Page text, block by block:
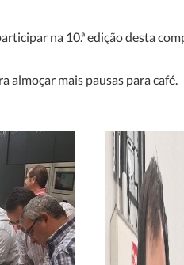
na 10.ª edição desta
almoçar mais pausas para café.